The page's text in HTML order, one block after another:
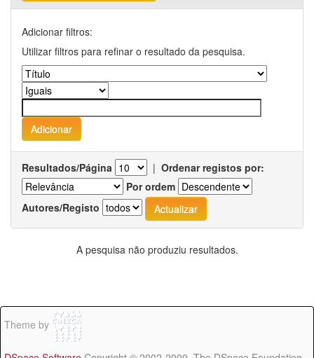
Adicionar filtros:
Utilizar filtros para refinar o resultado da pesquisa.
Resultados/Página | Ordenar registos por:
Por ordem
Autores/Registo
A pesquisa não produziu resultados.
Theme by